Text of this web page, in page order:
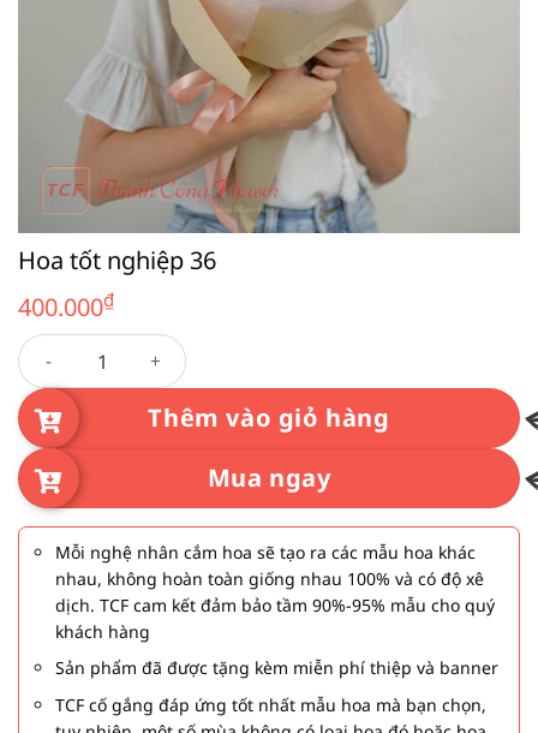
Hoa tốt nghiệp 36
400.000₫
Hoa tốt nghiệp 36 số lượng
Thêm vào giỏ hàng
Mua ngay
Mỗi nghệ nhân cắm hoa sẽ tạo ra các mẫu hoa khác
nhau, không hoàn toàn giống nhau 100% và có độ xê
dịch. TCF cam kết đảm bảo tầm 90%-95% mẫu cho quý
khách hàng
Sản phẩm đã được tặng kèm miễn phí thiệp và banner
TCF cố gắng đáp ứng tốt nhất mẫu hoa mà bạn chọn,